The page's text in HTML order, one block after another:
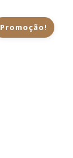
Promoção!